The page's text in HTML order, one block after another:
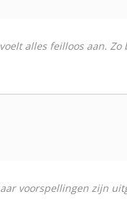
alles feilloos aan. Zo
voorspellingen zijn